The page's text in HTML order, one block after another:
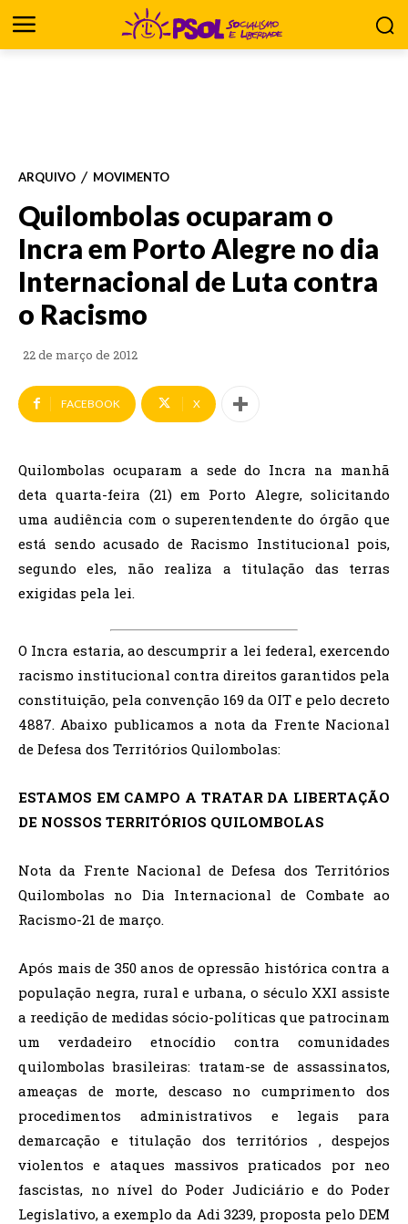
ARQUIVO MOVIMENTO
Quilombolas ocuparam o
Incra em Porto Alegre no dia
Internacional de Luta contra
o Racismo
22 de março de 2012
FACEBOOK X
Quilombolas ocuparam a sede do Incra na manhã
deta quarta-feira (21) em Porto Alegre, solicitando
uma audiência com o superentendente do órgão que
está sendo acusado de Racismo Institucional pois,
segundo eles, não realiza a titulação das terras
exigidas pela lei.
O Incra estaria, ao descumprir a lei federal, exercendo
racismo institucional contra direitos garantidos pela
constituição, pela convenção 169 da OIT e pelo decreto
4887. Abaixo publicamos a nota da Frente Nacional
de Defesa dos Territórios Quilombolas:
ESTAMOS EM CAMPO A TRATAR DA LIBERTAÇÃO
DE NOSSOS TERRITÓRIOS QUILOMBOLAS
Nota da Frente Nacional de Defesa dos Territórios
Quilombolas no Dia Internacional de Combate ao
Racismo-21 de março.
Após mais de 350 anos de opressão histórica contra a
população negra, rural e urbana, o século XXI assiste
a reedição de medidas sócio-políticas que patrocinam
um verdadeiro etnocídio contra comunidades
quilombolas brasileiras: tratam-se de assassinatos,
ameaças de morte, descaso no cumprimento dos
procedimentos administrativos e legais para
demarcação e titulação dos territórios , despejos
violentos e ataques massivos praticados por neo
fascistas, no nível do Poder Judiciário e do Poder
Legislativo, a exemplo da Adi 3239, proposta pelo DEM